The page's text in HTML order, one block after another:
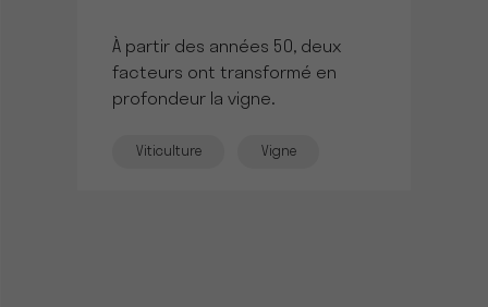
À partir des années 50, deux
facteurs ont transformé en
profondeur la vigne.
Viticulture Vigne